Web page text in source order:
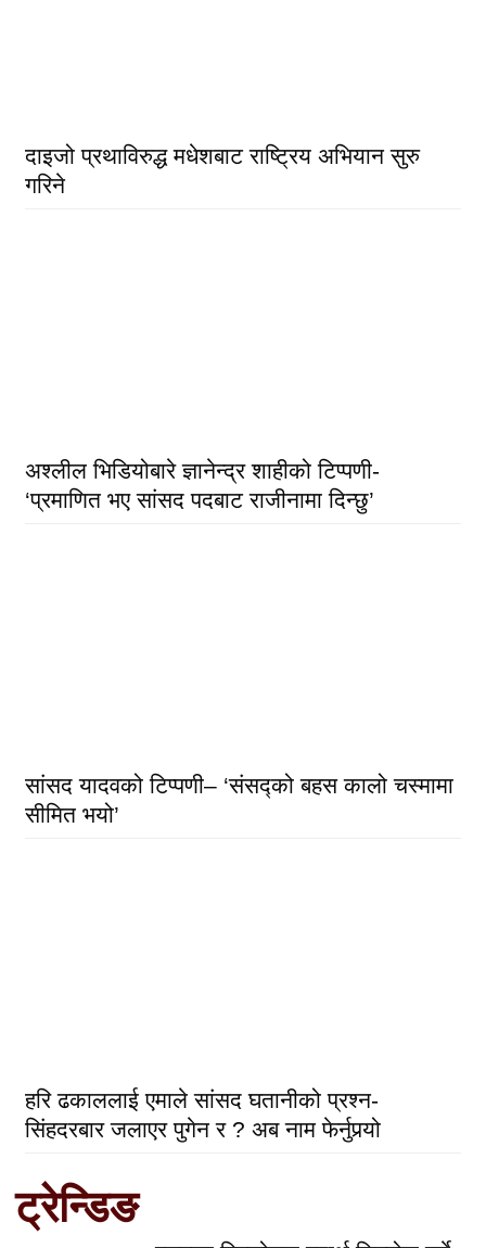
दाइजो प्रथाविरुद्ध मधेशबाट राष्ट्रिय अभियान सुरु
गरिने
अश्लील भिडियोबारे ज्ञानेन्द्र शाहीको टिप्पणी-
‘प्रमाणित भए सांसद पदबाट राजीनामा दिन्छु’
सांसद यादवको टिप्पणी– ‘संसद्को बहस कालो चस्मामा
सीमित भयो’
हरि ढकाललाई एमाले सांसद घतानीको प्रश्न-
सिंहदरबार जलाएर पुगेन र ? अब नाम फेर्नुपर्‍यो
ट्रेन्डिङ